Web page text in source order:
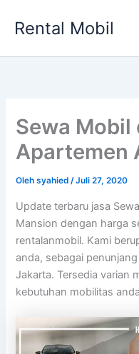
Rental Mobil
Sewa Mobil
Apartemen
Olehsyahied/Juli 27, 2020
Update terbaru jasa
Mansion dengan harga
rentalanmobil. Kami
anda, sebagai
Jakarta. Tersedia varian
kebutuhan mobilitas